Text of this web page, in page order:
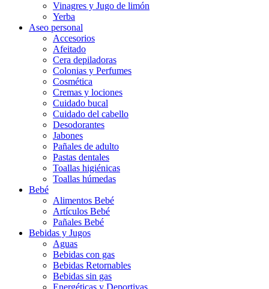
Vinagres y Jugo de limón
Yerba
Aseo personal
Accesorios
Afeitado
Cera depiladoras
Colonias y Perfumes
Cosmética
Cremas y lociones
Cuidado bucal
Cuidado del cabello
Desodorantes
Jabones
Pañales de adulto
Pastas dentales
Toallas higiénicas
Toallas húmedas
Bebé
Alimentos Bebé
Artículos Bebé
Pañales Bebé
Bebidas y Jugos
Aguas
Bebidas con gas
Bebidas Retornables
Bebidas sin gas
Energéticas y Deportivas